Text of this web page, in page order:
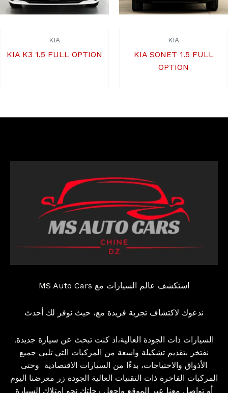
KIA
KIA SONET 1.5 FULL
OPTION
KIA
KIA K3 1.5 FULL OPTION
استكشف عالم السيارات مع MS Auto Cars
ندعوك لاكتشاف تجربة فريدة مع، حيث نوفر لك أحدث
السيارات ذات الجودة العالية،اذ كنت تبحث عن سيارة جديدة.
نفتخر بتقديم تشكيلة واسعة من المركبات التي تلبي جميع
الأذواق والاحتياجات، بدءًا من السيارات الاقتصادية
وحتى
المركبات الفاخرة ذات التقنيات العالية الجودة زر معرضنا اليوم
أو تواصل معنا عبر الموقع واجعل رحلتك نحو امتلاك السيارة